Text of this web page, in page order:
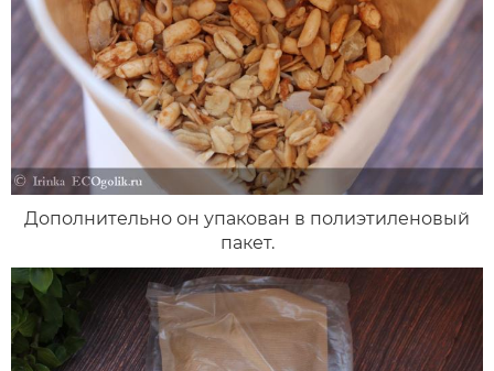
Дополнительно он упакован в полиэтиленовый
пакет.